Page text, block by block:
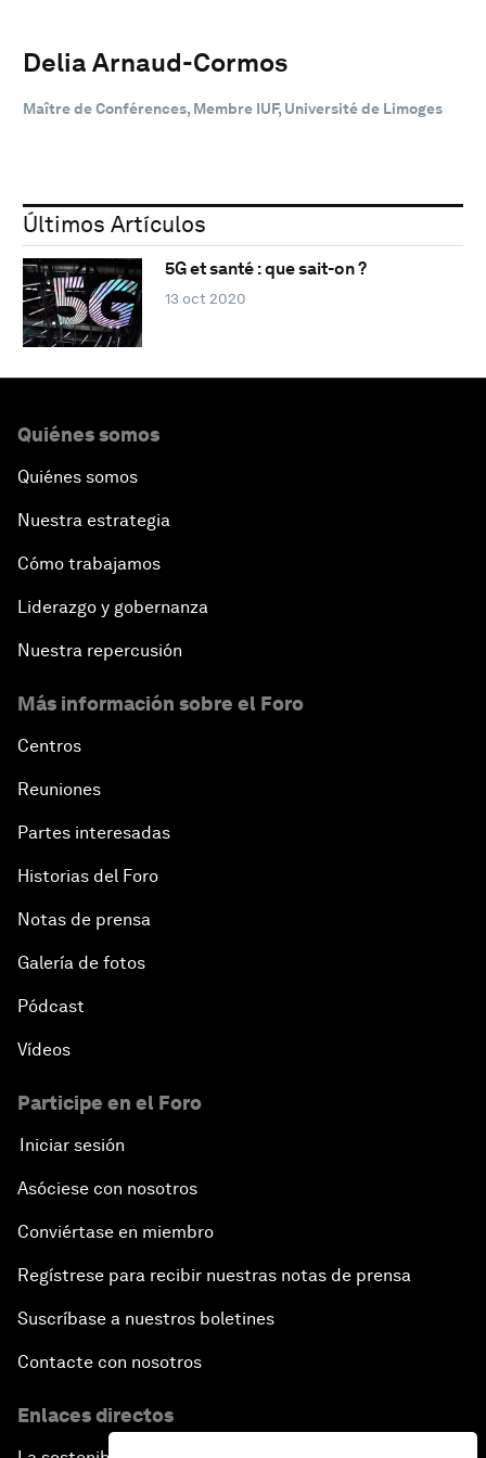
Delia Arnaud-Cormos
Maître de Conférences, Membre IUF, Université de Limoges
Últimos Artículos
5G et santé : que sait-on ?
13 oct 2020
Quiénes somos
Quiénes somos
Nuestra estrategia
Cómo trabajamos
Liderazgo y gobernanza
Nuestra repercusión
Más información sobre el Foro
Centros
Reuniones
Partes interesadas
Historias del Foro
Notas de prensa
Galería de fotos
Pódcast
Vídeos
Participe en el Foro
Iniciar sesión
Asóciese con nosotros
Conviértase en miembro
Regístrese para recibir nuestras notas de prensa
Suscríbase a nuestros boletines
Contacte con nosotros
Enlaces directos